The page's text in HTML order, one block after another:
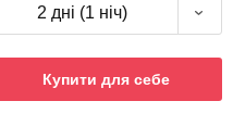
2 дні (1 ніч)
Купити для себе